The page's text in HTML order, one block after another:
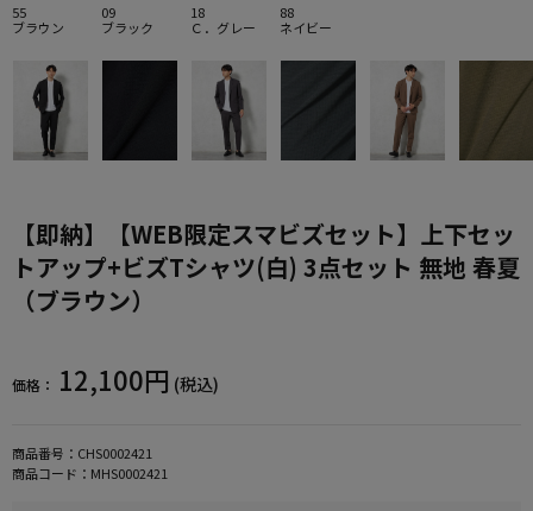
55
ブラウン
09
ブラック
18
Ｃ．グレー
88
ネイビー
【即納】【WEB限定スマビズセット】上下セッ
トアップ+ビズTシャツ(白) 3点セット 無地 春夏
（ブラウン）
価格： 12,100円 (税込)
商品番号： CHS0002421
商品コード： MHS0002421